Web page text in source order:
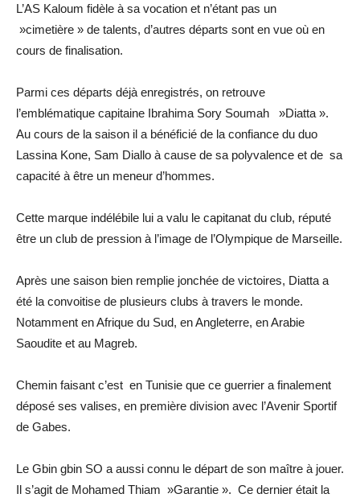
L’AS Kaloum fidèle à sa vocation et n’étant pas un
»cimetière » de talents, d’autres départs sont en vue où en
cours de finalisation.
Parmi ces départs déjà enregistrés, on retrouve
l’emblématique capitaine Ibrahima Sory Soumah »Diatta ».
Au cours de la saison il a bénéficié de la confiance du duo
Lassina Kone, Sam Diallo à cause de sa polyvalence et de sa
capacité à être un meneur d’hommes.
Cette marque indélébile lui a valu le capitanat du club, réputé
être un club de pression à l’image de l’Olympique de Marseille.
Après une saison bien remplie jonchée de victoires, Diatta a
été la convoitise de plusieurs clubs à travers le monde.
Notamment en Afrique du Sud, en Angleterre, en Arabie
Saoudite et au Magreb.
Chemin faisant c’est en Tunisie que ce guerrier a finalement
déposé ses valises, en première division avec l’Avenir Sportif
de Gabes.
Le Gbin gbin SO a aussi connu le départ de son maître à jouer.
Il s’agit de Mohamed Thiam »Garantie ». Ce dernier était la